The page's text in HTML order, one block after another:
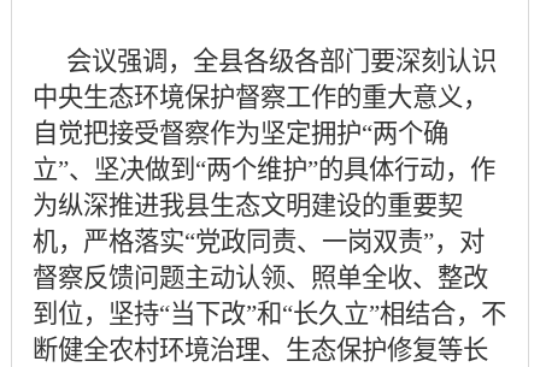
会议强调，全县各级各部门要深刻认识
中央生态环境保护督察工作的重大意义，
自觉把接受督察作为坚定拥护“两个确
立”、坚决做到“两个维护”的具体行动，作
为纵深推进我县生态文明建设的重要契
机，严格落实“党政同责、一岗双责”，对
督察反馈问题主动认领、照单全收、整改
到位，坚持“当下改”和“长久立”相结合，不
断健全农村环境治理、生态保护修复等长